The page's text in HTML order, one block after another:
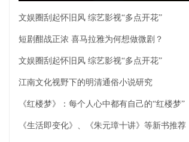
文娱圈刮起怀旧风 综艺影视“多点开花”
短剧酣战正浓 喜马拉雅为何想做微剧？
文娱圈刮起怀旧风 综艺影视“多点开花”
江南文化视野下的明清通俗小说研究
《红楼梦》：每个人心中都有自己的“红楼梦”
《生活即变化》、《朱元璋十讲》等新书推荐